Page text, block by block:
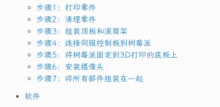
步骤1：打印零件
步骤2：清理零件
步骤3：组装顶板和滚筒架
步骤4：连接伺服控制板到树莓派
步骤5：将树莓派固定到3D打印的底板上
步骤6：安装摄像头
步骤7：将所有部件组装在一起
软件